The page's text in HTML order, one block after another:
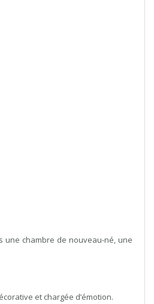
une chambre de nouveau-né, une
et chargée d’émotion.